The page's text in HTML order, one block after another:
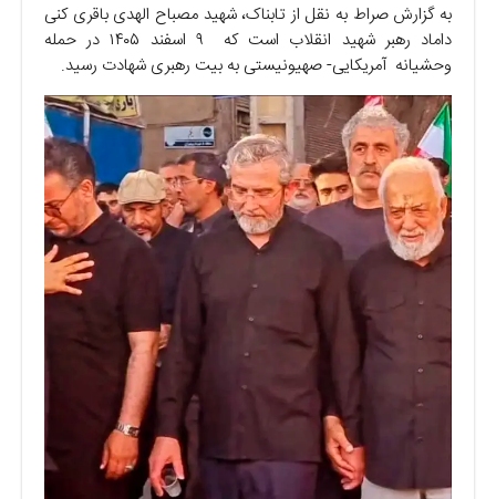
به گزارش صراط به نقل از تابناک، شهید مصباح الهدی باقری کنی
داماد رهبر شهید انقلاب است که ۹ اسفند ۱۴۰۵ در حمله
وحشیانه آمریکایی- صهیونیستی به بیت رهبری شهادت رسید.